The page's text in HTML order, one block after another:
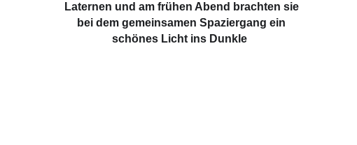
Laternen und am frühen Abend brachten sie
bei dem gemeinsamen Spaziergang ein
schönes Licht ins Dunkle